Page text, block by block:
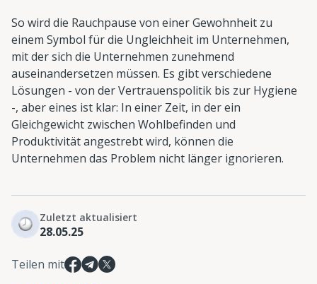
So wird die Rauchpause von einer Gewohnheit zu
einem Symbol für die Ungleichheit im Unternehmen,
mit der sich die Unternehmen zunehmend
auseinandersetzen müssen. Es gibt verschiedene
Lösungen - von der Vertrauenspolitik bis zur Hygiene
-, aber eines ist klar: In einer Zeit, in der ein
Gleichgewicht zwischen Wohlbefinden und
Produktivität angestrebt wird, können die
Unternehmen das Problem nicht länger ignorieren.
Zuletzt aktualisiert
28.05.25
Teilen mit